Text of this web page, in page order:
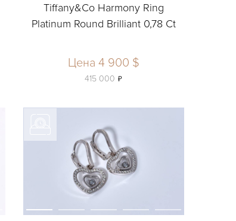
Tiffany&Co Harmony Ring
Platinum Round Brilliant 0,78 Ct
Цена 4 900 $
415 000 ь